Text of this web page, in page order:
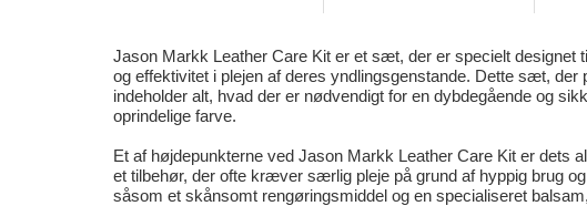
Jason Markk Leather Care Kit er et sæt, der er specielt
og effektivitet i plejen af deres yndlingsgenstande. Dette sæt,
indeholder alt, hvad der er nødvendigt for en dybdegående og
oprindelige farve.
Et af højdepunkterne ved Jason Markk Leather Care Kit er dets
et tilbehør, der ofte kræver særlig pleje på grund af hyppig brug
såsom et skånsomt rengøringsmiddel og en specialiseret